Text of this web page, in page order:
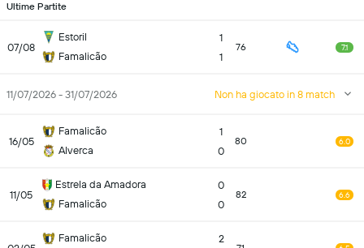
Ultime Partite
07/08
Estoril
Famalicão
1
1
76 7.1
11/07/2026 - 31/07/2026 Non ha giocato in 8 match
16/05
Famalicão
Alverca
1
0
80 6.0
11/05
Estrela da Amadora
Famalicão
0
0
82 6.6
Famalicão
2